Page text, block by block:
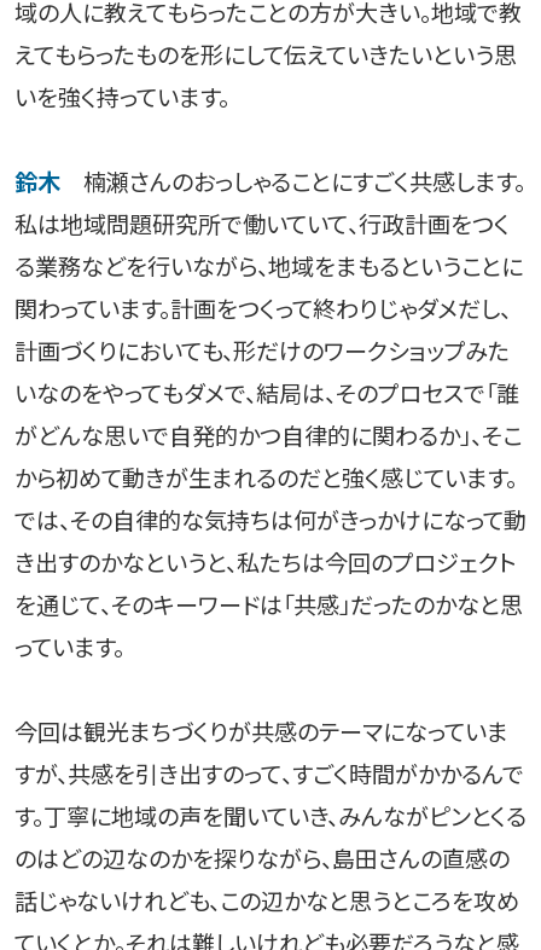
域の人に教えてもらったことの方が大きい。地域で教
えてもらったものを形にして伝えていきたいという思
いを強く持っています。
鈴木楠瀬さんのおっしゃることにすごく共感します。
私は地域問題研究所で働いていて、行政計画をつく
る業務などを行いながら、地域をまもるということに
関わっています。計画をつくって終わりじゃダメだし、
計画づくりにおいても、形だけのワークショップみた
いなのをやってもダメで、結局は、そのプロセスで「誰
がどんな思いで自発的かつ自律的に関わるか」、そこ
から初めて動きが生まれるのだと強く感じています。
では、その自律的な気持ちは何がきっかけになって動
き出すのかなというと、私たちは今回のプロジェクト
を通じて、そのキーワードは「共感」だったのかなと思
っています。
今回は観光まちづくりが共感のテーマになっていま
すが、共感を引き出すのって、すごく時間がかかるんで
す。丁寧に地域の声を聞いていき、みんながピンとくる
のはどの辺なのかを探りながら、島田さんの直感の
話じゃないけれども、この辺かなと思うところを攻め
ていくとか。それは難しいけれども必要だろうなと感